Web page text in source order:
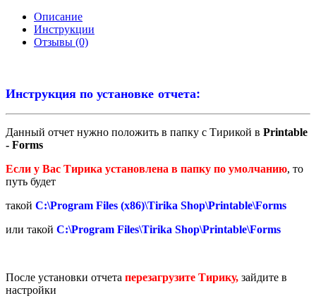
Описание
Инструкции
Отзывы (0)
Инструкция по установке отчета:
Данный отчет нужно положить в папку с Тирикой в Printable
- Forms
Если у Вас Тирика установлена в папку по умолчанию, то
путь будет
такой C:\Program Files (x86)\Tirika Shop\Printable\Forms
или такой C:\Program Files\Tirika Shop\Printable\Forms
После установки отчета перезагрузите Тирику, зайдите в
настройки